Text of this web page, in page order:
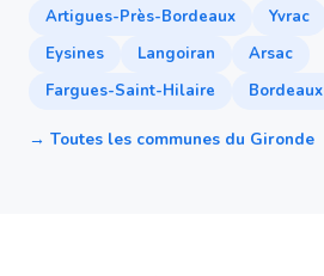
Artigues-Près-Bordeaux
Yvrac
Eysines
Langoiran
Arsac
Fargues-Saint-Hilaire
Bordeaux
→ Toutes les communes du Gironde